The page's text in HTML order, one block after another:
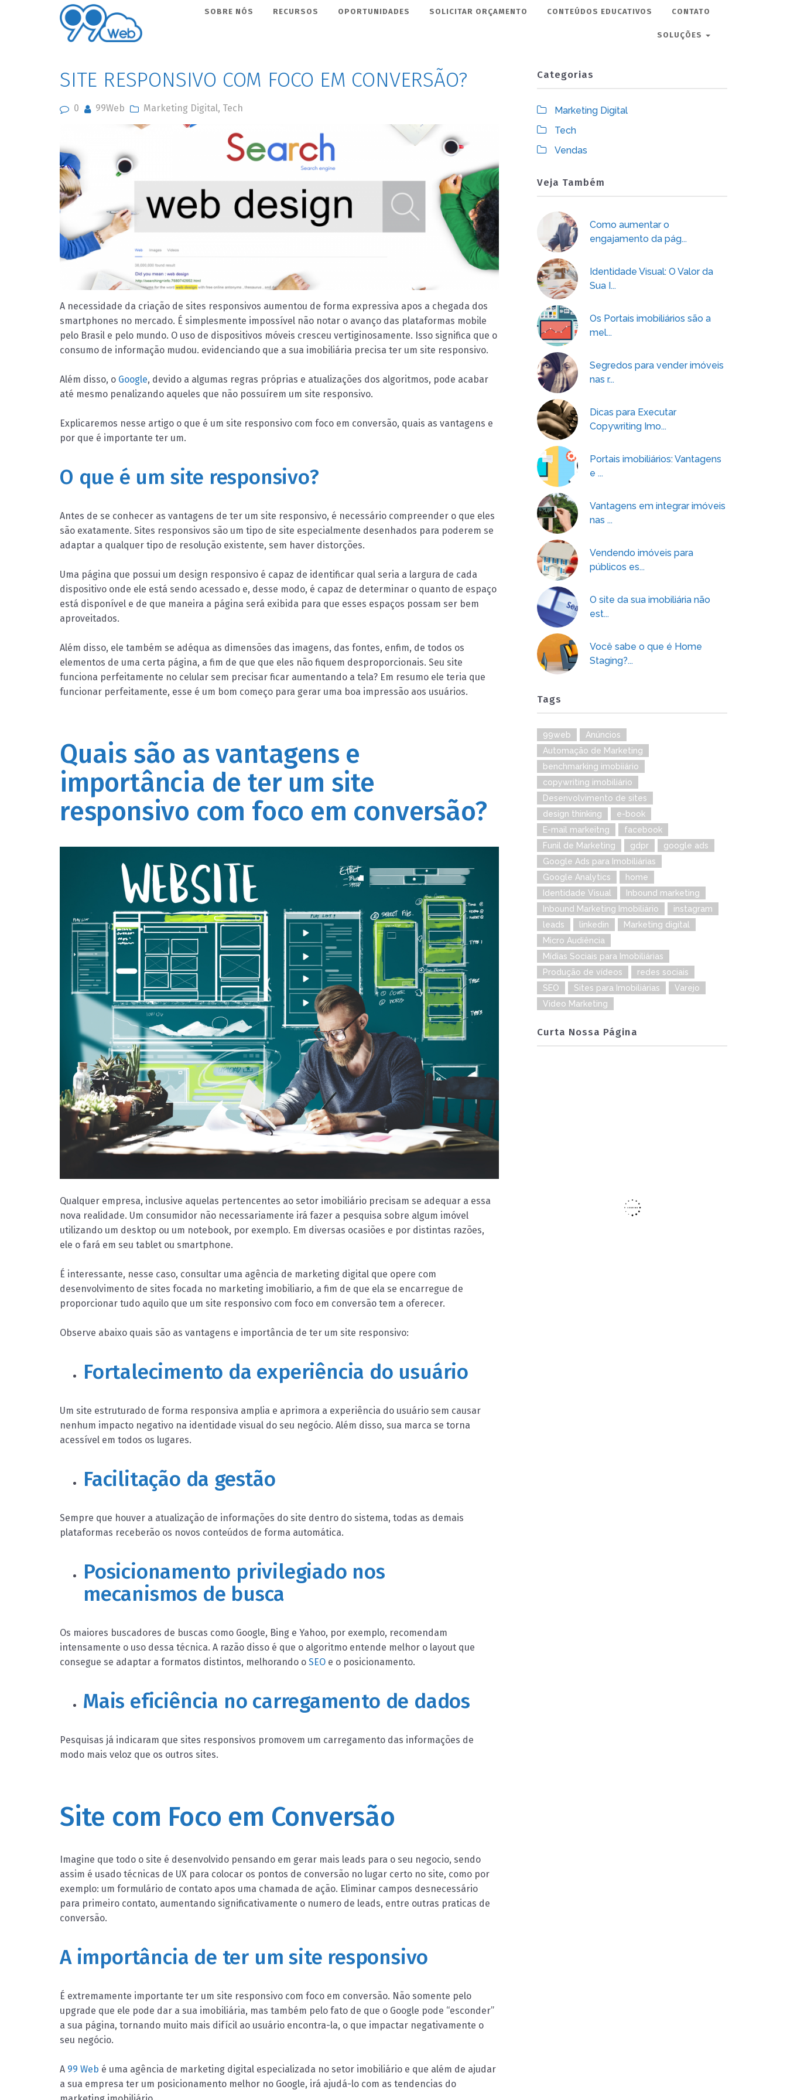
SOBRE NÓS RECURSOS OPORTUNIDADES SOLICITAR ORÇAMENTO CONTEÚDOS EDUCATIVOS CONTATO
SOLUÇÕES
SITE RESPONSIVO COM FOCO EM CONVERSÃO?
0 99Web Marketing Digital, Tech
A necessidade da criação de sites responsivos aumentou de forma expressiva apos a chegada dos
smartphones no mercado. É simplesmente impossível não notar o avanço das plataformas mobile
pelo Brasil e pelo mundo. O uso de dispositivos móveis cresceu vertiginosamente. Isso significa que o
consumo de informação mudou. evidenciando que a sua imobiliária precisa ter um site responsivo.
Além disso, o Google, devido a algumas regras próprias e atualizações dos algoritmos, pode acabar
até mesmo penalizando aqueles que não possuírem um site responsivo.
Explicaremos nesse artigo o que é um site responsivo com foco em conversão, quais as vantagens e
por que é importante ter um.
O que é um site responsivo?
Antes de se conhecer as vantagens de ter um site responsivo, é necessário compreender o que eles
são exatamente. Sites responsivos são um tipo de site especialmente desenhados para poderem se
adaptar a qualquer tipo de resolução existente, sem haver distorções.
Uma página que possui um design responsivo é capaz de identificar qual seria a largura de cada
dispositivo onde ele está sendo acessado e, desse modo, é capaz de determinar o quanto de espaço
está disponível e de que maneira a página será exibida para que esses espaços possam ser bem
aproveitados.
Além disso, ele também se adéqua as dimensões das imagens, das fontes, enfim, de todos os
elementos de uma certa página, a fim de que que eles não fiquem desproporcionais. Seu site
funciona perfeitamente no celular sem precisar ficar aumentando a tela? Em resumo ele teria que
funcionar perfeitamente, esse é um bom começo para gerar uma boa impressão aos usuários.
Quais são as vantagens e
importância de ter um site
responsivo com foco em conversão?
Qualquer empresa, inclusive aquelas pertencentes ao setor imobiliário precisam se adequar a essa
nova realidade. Um consumidor não necessariamente irá fazer a pesquisa sobre algum imóvel
utilizando um desktop ou um notebook, por exemplo. Em diversas ocasiões e por distintas razões,
ele o fará em seu tablet ou smartphone.
É interessante, nesse caso, consultar uma agência de marketing digital que opere com
desenvolvimento de sites focada no marketing imobiliario, a fim de que ela se encarregue de
proporcionar tudo aquilo que um site responsivo com foco em conversão tem a oferecer.
Observe abaixo quais são as vantagens e importância de ter um site responsivo:
Fortalecimento da experiência do usuário
Um site estruturado de forma responsiva amplia e aprimora a experiência do usuário sem causar
nenhum impacto negativo na identidade visual do seu negócio. Além disso, sua marca se torna
acessível em todos os lugares.
Facilitação da gestão
Sempre que houver a atualização de informações do site dentro do sistema, todas as demais
plataformas receberão os novos conteúdos de forma automática.
Posicionamento privilegiado nos
mecanismos de busca
Os maiores buscadores de buscas como Google, Bing e Yahoo, por exemplo, recomendam
intensamente o uso dessa técnica. A razão disso é que o algoritmo entende melhor o layout que
consegue se adaptar a formatos distintos, melhorando o SEO e o posicionamento.
Mais eficiência no carregamento de dados
Pesquisas já indicaram que sites responsivos promovem um carregamento das informações de
modo mais veloz que os outros sites.
Site com Foco em Conversão
Imagine que todo o site é desenvolvido pensando em gerar mais leads para o seu negocio, sendo
assim é usado técnicas de UX para colocar os pontos de conversão no lugar certo no site, como por
exemplo: um formulário de contato apos uma chamada de ação. Eliminar campos desnecessário
para primeiro contato, aumentando significativamente o numero de leads, entre outras praticas de
conversão.
A importância de ter um site responsivo
É extremamente importante ter um site responsivo com foco em conversão. Não somente pelo
upgrade que ele pode dar a sua imobiliária, mas também pelo fato de que o Google pode “esconder”
a sua página, tornando muito mais difícil ao usuário encontra-la, o que impactar negativamente o
seu negócio.
A 99 Web é uma agência de marketing digital especializada no setor imobiliário e que além de ajudar
a sua empresa ter um posicionamento melhor no Google, irá ajudá-lo com as tendencias do
Categorias
Marketing Digital
Tech
Vendas
Veja Também
Como aumentar o
engajamento da pág...
Identidade Visual: O Valor da
Sua I...
Os Portais imobiliários são a
mel...
Segredos para vender imóveis
nas r...
Dicas para Executar
Copywriting Imo...
Portais imobiliários: Vantagens
e ...
Vantagens em integrar imóveis
nas ...
Vendendo imóveis para
públicos es...
O site da sua imobiliária não
est...
Você sabe o que é Home
Staging?...
Tags
99web
Anúncios
Automação de Marketing
benchmarking imobiiário
copywriting imobiliário
Desenvolvimento de sites
design thinking
e-book
E-mail markeitng
facebook
Funil de Marketing
gdpr
google ads
Google Ads para Imobiliárias
Google Analytics
home
Identidade Visual
Inbound marketing
Inbound Marketing Imobiliário
instagram
leads
linkedin
Marketing digital
Micro Audiência
Mídias Sociais para Imobiliárias
Produção de vídeos
redes sociais
SEO
Sites para Imobiliárias
Varejo
Video Marketing
Curta Nossa Página